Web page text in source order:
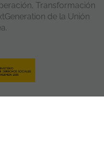
Transformación
de la Unión